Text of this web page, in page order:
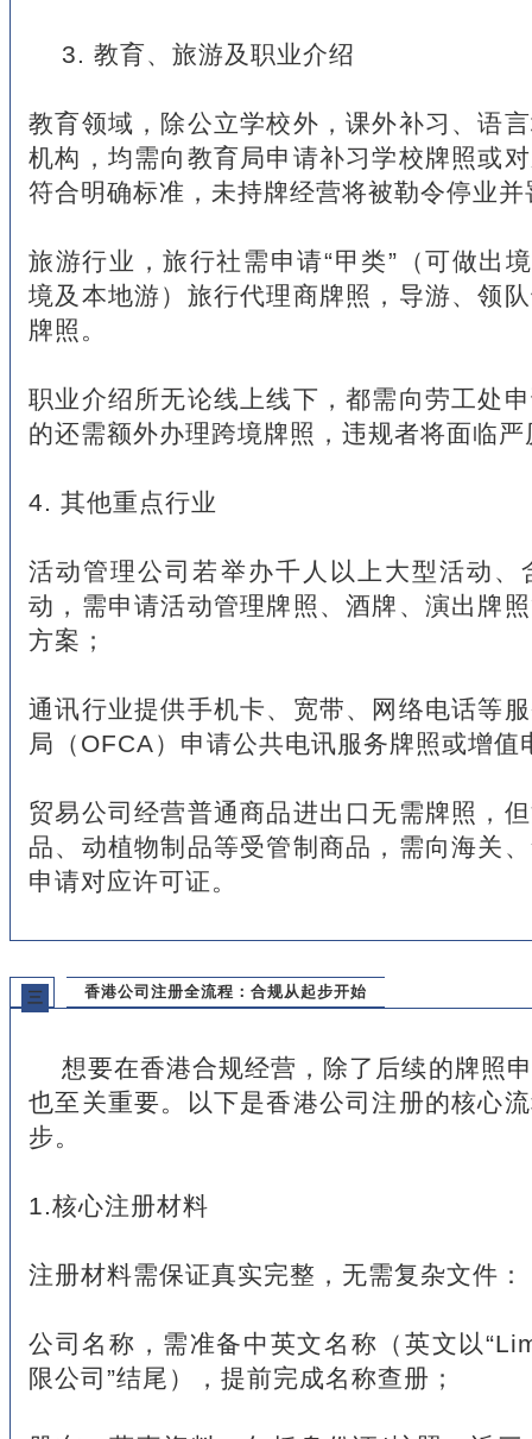
3. 教育、旅游及职业介绍
教育领域，除公立学校外，课外补习、语
机构，均需向教育局申请补习学校牌照或
符合明确标准，未持牌经营将被勒令停业并
旅游行业，旅行社需申请“甲类”（可做出
境及本地游）旅行代理商牌照，导游、领
牌照。
职业介绍所无论线上线下，都需向劳工处
的还需额外办理跨境牌照，违规者将面临严
4. 其他重点行业
活动管理公司若举办千人以上大型活动
动，需申请活动管理牌照、酒牌、演出牌
方案；
通讯行业提供手机卡、宽带、网络电话等
局（OFCA）申请公共电讯服务牌照或增值
贸易公司经营普通商品进出口无需牌照，
品、动植物制品等受管制商品，需向海关
申请对应许可证。
三 香港公司注册全流程：合规从起步开始
想要在香港合规经营，除了后续的牌照
也至关重要。以下是香港公司注册的核心
步。
1.核心注册材料
注册材料需保证真实完整，无需复杂文件：
公司名称，需准备中英文名称（英文以
限公司”结尾），提前完成名称查册；